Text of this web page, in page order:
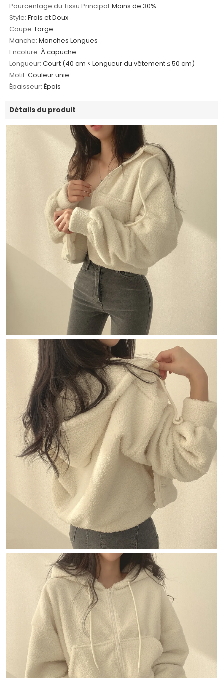
Pourcentage du Tissu Principal: Moins de 30%
Style: Frais et Doux
Coupe: Large
Manche: Manches Longues
Encolure: À capuche
Longueur: Court (40 cm < Longueur du vêtement ≤ 50 cm)
Motif: Couleur unie
Épaisseur: Épais
Détails du produit